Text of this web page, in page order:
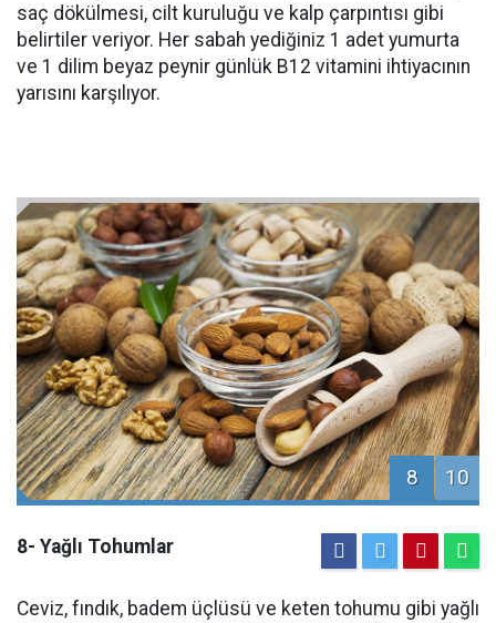
saç dökülmesi, cilt kuruluğu ve kalp çarpıntısı gibi
belirtiler veriyor. Her sabah yediğiniz 1 adet yumurta
ve 1 dilim beyaz peynir günlük B12 vitamini ihtiyacının
yarısını karşılıyor.
8 10
8- Yağlı Tohumlar
Ceviz, fındık, badem üçlüsü ve keten tohumu gibi yağlı